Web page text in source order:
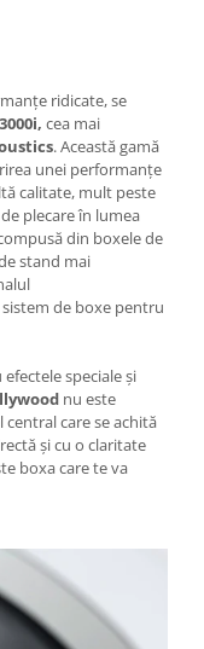
ridicate, se
3000i, cea mai
. Această gamă
unei performanțe
calitate, mult peste
plecare în lumea
din boxele de
stand mai
de boxe pentru
speciale și
nu este
central care se achită
și cu o claritate
boxa care te va